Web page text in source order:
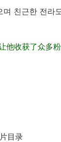
친근한 전라
收获了众多粉
目录